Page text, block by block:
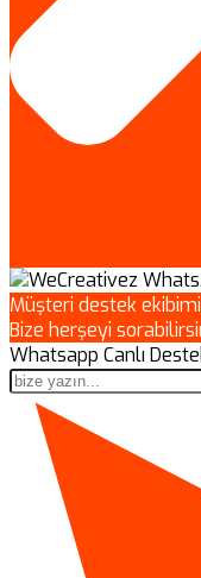
Müşteri destek
Bize herşeyi
Whatsapp Canlı